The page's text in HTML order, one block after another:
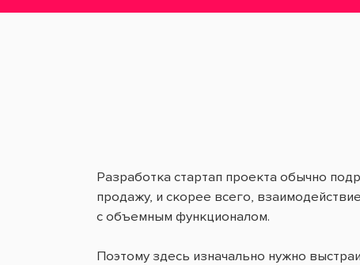
Разработка стартап проекта обычно
продажу, и скорее всего,
с объемным функционалом.
Поэтому здесь изначально нужно